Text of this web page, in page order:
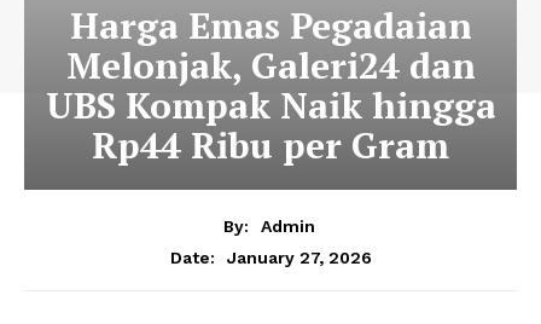
Harga Emas Pegadaian
Melonjak, Galeri24 dan
UBS Kompak Naik hingga
Rp44 Ribu per Gram
By:
Admin
Date:
January 27, 2026